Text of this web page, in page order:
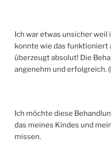
Ich war etwas unsicher
konnte wie das funktioniert
überzeugt absolut! Die
angenehm und erfolgreich.
Ich möchte diese
das meines Kindes und
missen.